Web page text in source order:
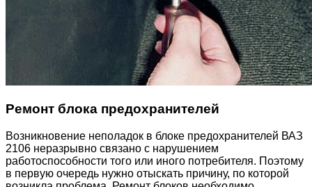
Ремонт блока предохранителей
Возникновение неполадок в блоке предохранителей ВАЗ
2106 неразрывно связано с нарушением
работоспособности того или иного потребителя. Поэтому
в первую очередь нужно отыскать причину, по которой